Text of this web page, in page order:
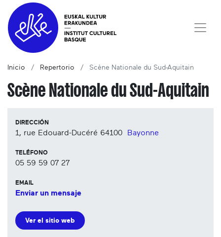
Inicio Repertorio Scène Nationale du Sud-Aquitain
Scène Nationale du Sud-Aquitain
DIRECCIÓN
1, rue Edouard-Ducéré 64100 Bayonne
TELÉFONO
05 59 59 07 27
EMAIL
Enviar un mensaje
Ver el sitio web